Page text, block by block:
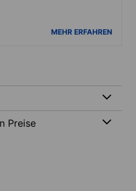
MEHR ERFAHREN
Preise